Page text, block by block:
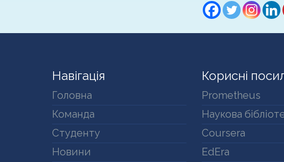
Навігація
Головна
Команда
Студенту
Новини
Корисні
Prometheus
Наукова
Coursera
EdEra